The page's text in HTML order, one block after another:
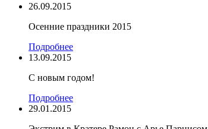
26.09.2015
Осенние праздники 2015
Подробнее
13.09.2015
С новым годом!
Подробнее
29.01.2015